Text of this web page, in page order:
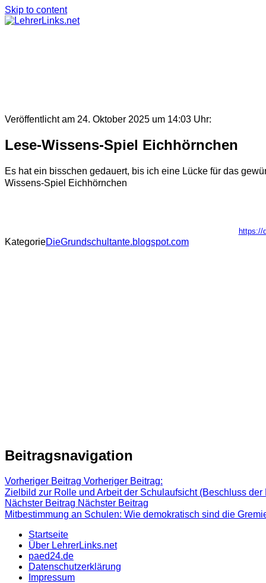
Skip to content
Veröffentlicht am 24. Oktober 2025 um 14:03 Uhr:
Lese-Wissens-Spiel Eichhörnchen
Es hat ein bisschen gedauert, bis ich eine Lücke für das
Wissens-Spiel Eichhörnchen
https://
KategorieDieGrundschultante.blogspot.com
Beitragsnavigation
Vorheriger Beitrag Vorheriger Beitrag:
Zielbild zur Rolle und Arbeit der Schulaufsicht (Beschluss
Nächster Beitrag Nächster Beitrag
Mitbestimmung an Schulen: Wie demokratisch sind die
Startseite
Über LehrerLinks.net
paed24.de
Datenschutzerklärung
Impressum